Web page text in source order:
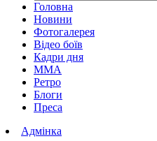
Головна
Новини
Фотогалерея
Відео боїв
Кадри дня
ММА
Ретро
Блоги
Преса
Адмінка